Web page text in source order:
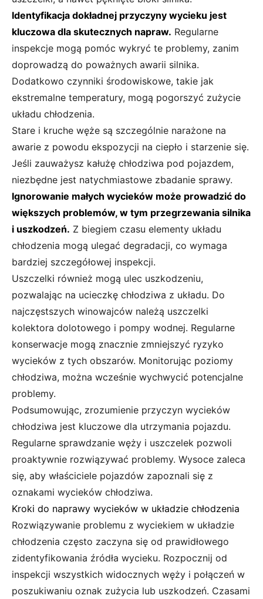
Identyfikacja dokładnej przyczyny wycieku jest
kluczowa dla skutecznych napraw. Regularne
inspekcje mogą pomóc wykryć te problemy, zanim
doprowadzą do poważnych awarii silnika.
Dodatkowo czynniki środowiskowe, takie jak
ekstremalne temperatury, mogą pogorszyć zużycie
układu chłodzenia.
Stare i kruche węże są szczególnie narażone na
awarie z powodu ekspozycji na ciepło i starzenie się.
Jeśli zauważysz kałużę chłodziwa pod pojazdem,
niezbędne jest natychmiastowe zbadanie sprawy.
Ignorowanie małych wycieków może prowadzić do
większych problemów, w tym przegrzewania silnika
i uszkodzeń. Z biegiem czasu elementy układu
chłodzenia mogą ulegać degradacji, co wymaga
bardziej szczegółowej inspekcji.
Uszczelki również mogą ulec uszkodzeniu,
pozwalając na ucieczkę chłodziwa z układu. Do
najczęstszych winowajców należą uszczelki
kolektora dolotowego i pompy wodnej. Regularne
konserwacje mogą znacznie zmniejszyć ryzyko
wycieków z tych obszarów. Monitorując poziomy
chłodziwa, można wcześnie wychwycić potencjalne
problemy.
Podsumowując, zrozumienie przyczyn wycieków
chłodziwa jest kluczowe dla utrzymania pojazdu.
Regularne sprawdzanie węży i uszczelek pozwoli
proaktywnie rozwiązywać problemy. Wysoce zaleca
się, aby właściciele pojazdów zapoznali się z
oznakami wycieków chłodziwa.
Kroki do naprawy wycieków w układzie chłodzenia
Rozwiązywanie problemu z wyciekiem w układzie
chłodzenia często zaczyna się od prawidłowego
zidentyfikowania źródła wycieku. Rozpocznij od
inspekcji wszystkich widocznych węży i połączeń w
poszukiwaniu oznak zużycia lub uszkodzeń. Czasami